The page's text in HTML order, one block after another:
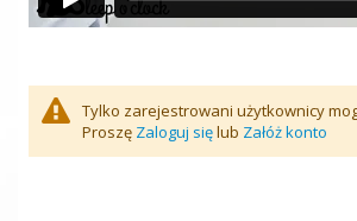
Tylko zarejestrowani użytkownicy
Proszę Zaloguj sięlub Załóż konto